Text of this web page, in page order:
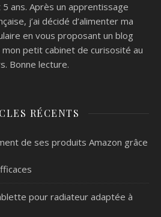
5 ans. Après un apprentissage
j’ai décidé d’alimenter ma
en vous proposant un blog
petit cabinet de curisosité au
Bonne lecture.
RÉCENTS
de ses produits Amazon grâce
pour radiateur adaptée à